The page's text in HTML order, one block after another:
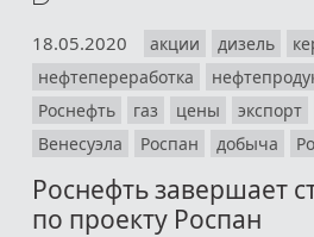
Подписка
Пользовательское
Медиакит
18.05.2020 акции дизель
нефтепереработка
Роснефть
газ цены экспорт
Венесуэла
Роспан добыча
Роснефть завершает
по проекту Роспан